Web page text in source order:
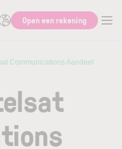
naar informatie
Open een rekening
Communications Aandeel